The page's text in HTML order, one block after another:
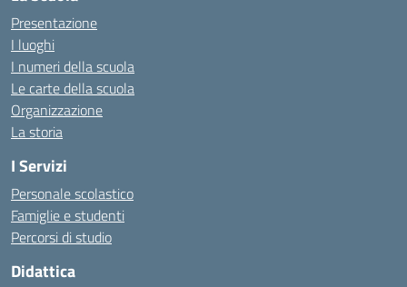
Presentazione
I luoghi
I numeri della scuola
Le carte della scuola
Organizzazione
La storia
I Servizi
Personale scolastico
Famiglie e studenti
Percorsi di studio
Didattica